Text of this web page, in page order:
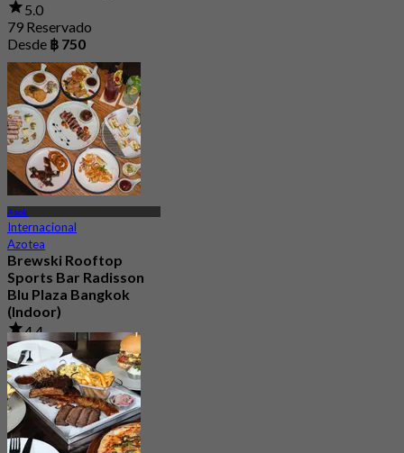
5.0
79 Reservado
Desde ฿ 750
Asok
Internacional
Azotea
Brewski Rooftop
Sports Bar Radisson
Blu Plaza Bangkok
(Indoor)
4.4
765 Reservado
Desde฿ 499